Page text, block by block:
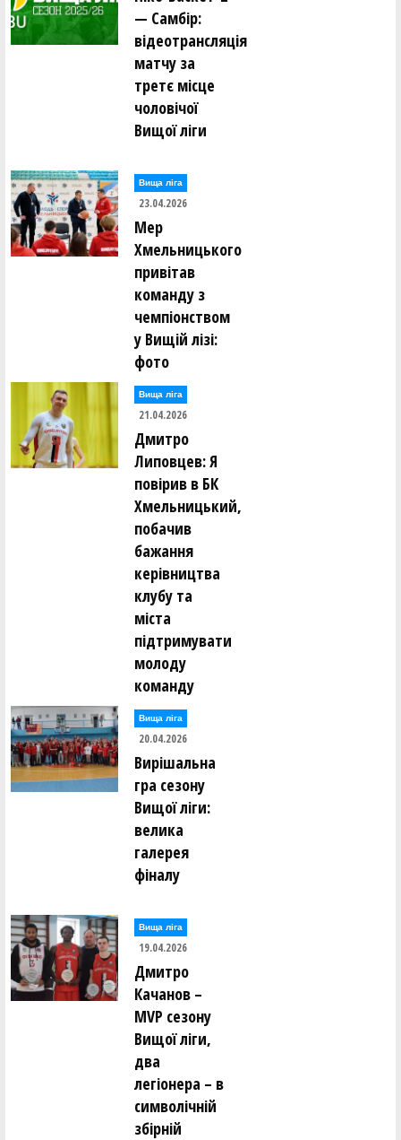
— Самбір:
відеотрансляція
матчу за
третє місце
чоловічої
Вищої ліги
Вища лiга
23.04.2026
Мер
Хмельницького
привітав
команду з
чемпіонством
у Вищій лізі:
фото
Вища лiга
21.04.2026
Дмитро
Липовцев: Я
повірив в БК
Хмельницький,
побачив
бажання
керівництва
клубу та
міста
підтримувати
молоду
команду
Вища лiга
20.04.2026
Вирішальна
гра сезону
Вищої ліги:
велика
галерея
фіналу
Вища лiга
19.04.2026
Дмитро
Качанов –
MVP сезону
Вищої ліги,
два
легіонера – в
символічній
збірній